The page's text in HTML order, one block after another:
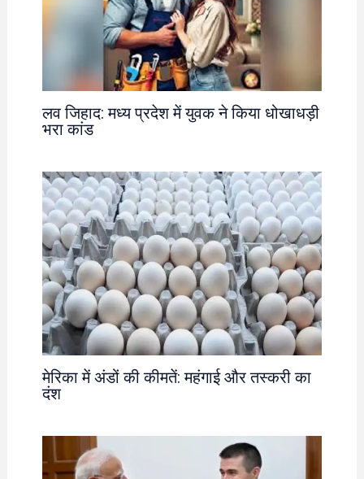
लव जिहाद: मध्य प्रदेश में युवक ने किया धोखाधड़ी
भरा कांड
मेरिका में अंडों की कीमतें: महंगाई और तस्करी का
दंश